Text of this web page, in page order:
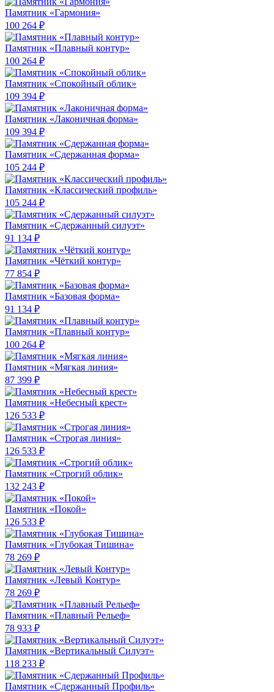
Памятник «Гармония»
100 264 ₽
Памятник «Плавный контур»
100 264 ₽
Памятник «Спокойный облик»
109 394 ₽
Памятник «Лаконичная форма»
109 394 ₽
Памятник «Сдержанная форма»
105 244 ₽
Памятник «Классический профиль»
105 244 ₽
Памятник «Сдержанный силуэт»
91 134 ₽
Памятник «Чёткий контур»
77 854 ₽
Памятник «Базовая форма»
91 134 ₽
Памятник «Плавный контур»
100 264 ₽
Памятник «Мягкая линия»
87 399 ₽
Памятник «Небесный крест»
126 533 ₽
Памятник «Строгая линия»
126 533 ₽
Памятник «Строгий облик»
132 243 ₽
Памятник «Покой»
126 533 ₽
Памятник «Глубокая Тишина»
78 269 ₽
Памятник «Левый Контур»
78 269 ₽
Памятник «Плавный Рельеф»
78 933 ₽
Памятник «Вертикальный Силуэт»
118 233 ₽
Памятник «Сдержанный Профиль»